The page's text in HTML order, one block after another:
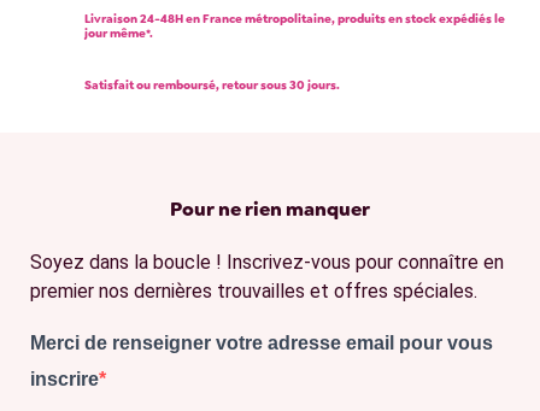
Livraison 24-48H en France métropolitaine, produits en stock expédiés le
jour même*.
Satisfait ou remboursé, retour sous 30 jours.
Pour ne rien manquer
Soyez dans la boucle ! Inscrivez-vous pour connaître en
premier nos dernières trouvailles et offres spéciales.
Merci de renseigner votre adresse email pour vous
inscrire